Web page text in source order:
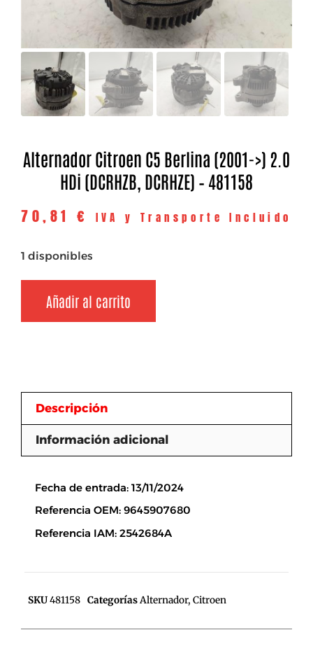
Alternador Citroen C5 Berlina (2001->) 2.0
HDi (DCRHZB, DCRHZE) – 481158
70,81 € IVA y Transporte Incluido
1 disponibles
Añadir al carrito
Descripción
Información adicional
Fecha de entrada: 13/11/2024
Referencia OEM: 9645907680
Referencia IAM: 2542684A
SKU481158 CategoríasAlternador, Citroen